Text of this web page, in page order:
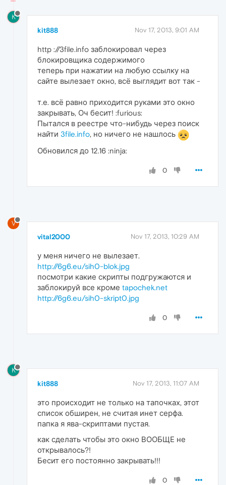
K
kit888 Nov 17, 2013, 9:01 AM
http ://3file.info заблокировал через
блокировщика содержимого
теперь при нажатии на любую ссылку на
сайте вылезает окно, всё выглядит вот так -
т.е. всё равно приходится руками это окно
закрывать, Оч бесит! :furious:
Пытался в реестре что-нибудь через поиск
найти 3file.info, но ничего не нашлось
Обновился до 12.16 :ninja:
0
V
vital2000 Nov 17, 2013, 10:29 AM
у меня ничего не вылезает.
http://6g6.eu/sih0-blok.jpg
посмотри какие скрипты подгружаются и
заблокируй все кроме tapochek.net
http://6g6.eu/sih0-skript0.jpg
0
K
kit888 Nov 17, 2013, 11:07 AM
это происходит не только на тапочках, этот
список обширен, не считая инет серфа.
папка я ява-скриптами пустая.
как сделать чтобы это окно ВООБЩЕ не
открывалось?!
Бесит его постоянно закрывать!!!
0